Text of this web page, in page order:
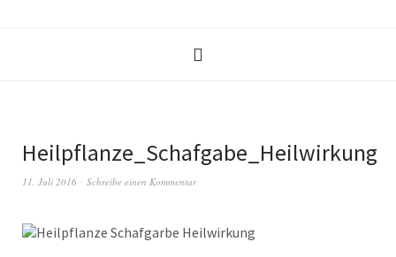
Heilpflanze_Schafgabe_Heilwirkung
11. Juli 2016 Schreibe einen Kommentar